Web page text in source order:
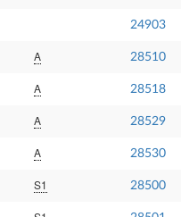
24903
A 28510
A 28518
A 28529
A 28530
S1 28500